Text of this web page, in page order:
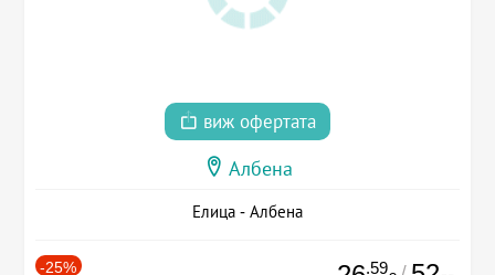
виж офертата
Албена
Елица - Албена
-25% .59